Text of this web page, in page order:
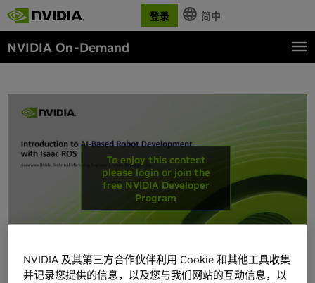
登录 简中
NVIDIA On-Demand
To enjoy this content
please login or join the
free NVIDIA Developer
Program
NVIDIA 及其第三方合作伙伴利用 Cookie 和其他工具收集
并记录您提供的信息，以及您与我们网站的互动信息，以